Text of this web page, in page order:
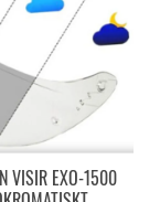
VISIR EXO-1500